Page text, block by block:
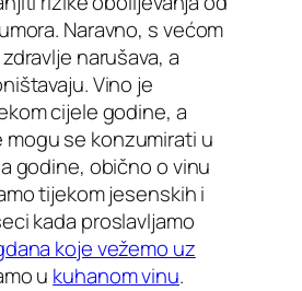
Naravno, s većom
narušava, a
Vino je
cijele godine, a
se konzumirati u
godine, obično o vinu
tijekom jesenskih i
kada proslavljamo
koje vežemo uz
u kuhanom vinu.